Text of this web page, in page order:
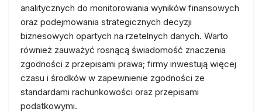
analitycznych do monitorowania wyników finansowych
oraz podejmowania strategicznych decyzji
biznesowych opartych na rzetelnych danych. Warto
również zauważyć rosnącą świadomość znaczenia
zgodności z przepisami prawa; firmy inwestują więcej
czasu i środków w zapewnienie zgodności ze
standardami rachunkowości oraz przepisami
podatkowymi.